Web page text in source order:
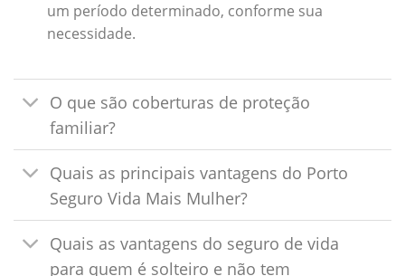
um período determinado, conforme sua
necessidade.
O que são coberturas de proteção
familiar?
Quais as principais vantagens do Porto
Seguro Vida Mais Mulher?
Quais as vantagens do seguro de vida
para quem é solteiro e não tem